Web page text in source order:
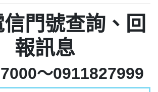
門號查詢、回
報訊息
～0911827999